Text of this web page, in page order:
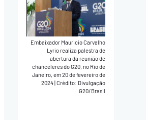
Embaixador Mauricio Carvalho
Lyrio realiza palestra de
abertura da reunião de
chanceleres do G20, no Rio de
Janeiro, em 20 de fevereiro de
2024 Crédito: Divulgação
G20/Brasil